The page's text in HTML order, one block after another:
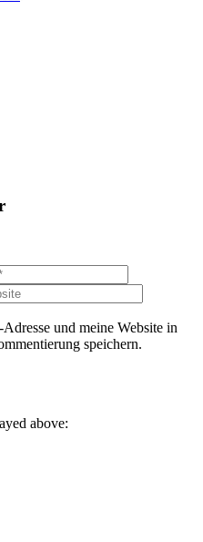
und meine Website in
speichern.
above: